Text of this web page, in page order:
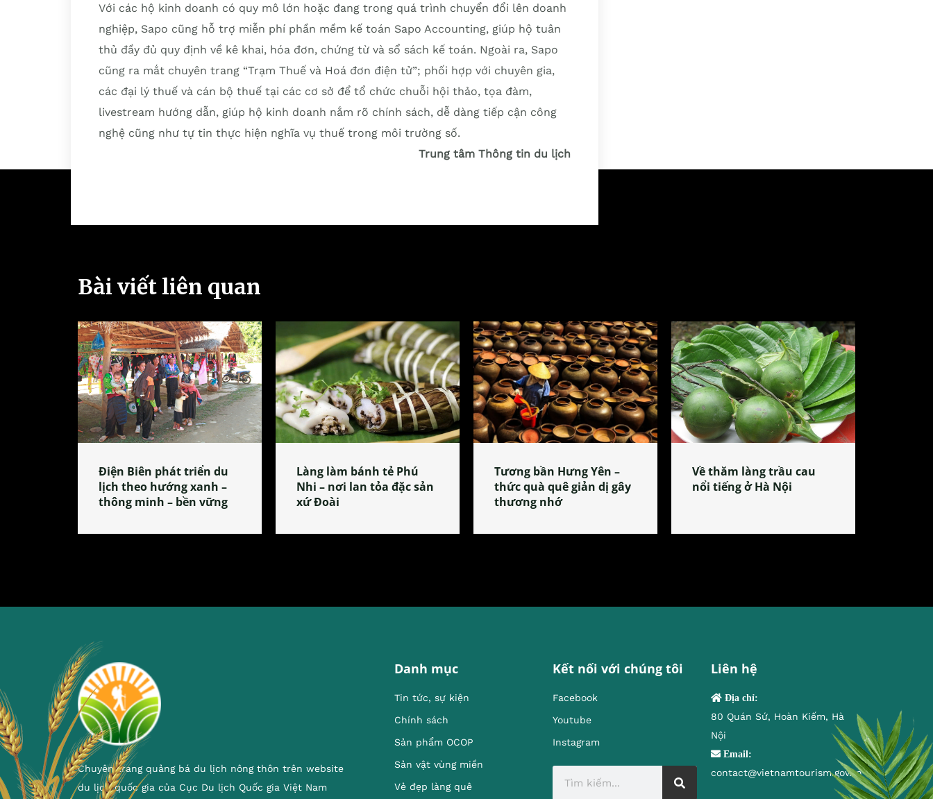
Với các hộ kinh doanh có quy mô lớn hoặc đang trong quá trình chuyển đổi lên doanh
nghiệp, Sapo cũng hỗ trợ miễn phí phần mềm kế toán Sapo Accounting, giúp hộ tuân
thủ đầy đủ quy định về kê khai, hóa đơn, chứng từ và sổ sách kế toán. Ngoài ra, Sapo
cũng ra mắt chuyên trang “Trạm Thuế và Hoá đơn điện tử”; phối hợp với chuyên gia,
các đại lý thuế và cán bộ thuế tại các cơ sở để tổ chức chuỗi hội thảo, tọa đàm,
livestream hướng dẫn, giúp hộ kinh doanh nắm rõ chính sách, dễ dàng tiếp cận công
nghệ cũng như tự tin thực hiện nghĩa vụ thuế trong môi trường số.
Trung tâm Thông tin du lịch
Bài viết liên quan
Điện Biên phát triển du
lịch theo hướng xanh –
thông minh – bền vững
Làng làm bánh tẻ Phú
Nhi – nơi lan tỏa đặc sản
xứ Đoài
Tương bần Hưng Yên –
thức quà quê giản dị gây
thương nhớ
Về thăm làng trầu cau
nổi tiếng ở Hà Nội
Chuyên trang quảng bá du lịch nông thôn trên website
du lịch quốc gia của Cục Du lịch Quốc gia Việt Nam
Danh mục
Tin tức, sự kiện
Chính sách
Sản phẩm OCOP
Sản vật vùng miền
Vẻ đẹp làng quê
Kết nối với chúng tôi
Facebook
Youtube
Instagram
Liên hệ
Địa chỉ:
80 Quán Sứ, Hoàn Kiếm, Hà
Nội
Email:
contact@vietnamtourism.gov.vn